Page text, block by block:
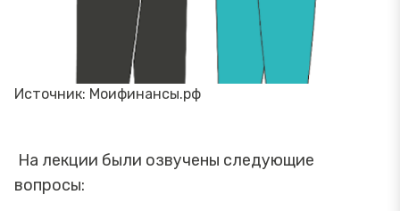
Источник: Моифинансы.рф
На лекции были озвучены следующие
вопросы: